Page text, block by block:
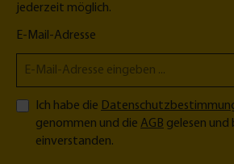
jederzeit möglich.
E-Mail-Adresse
Ich habe die
genommen und die AGB gelesen und
einverstanden.